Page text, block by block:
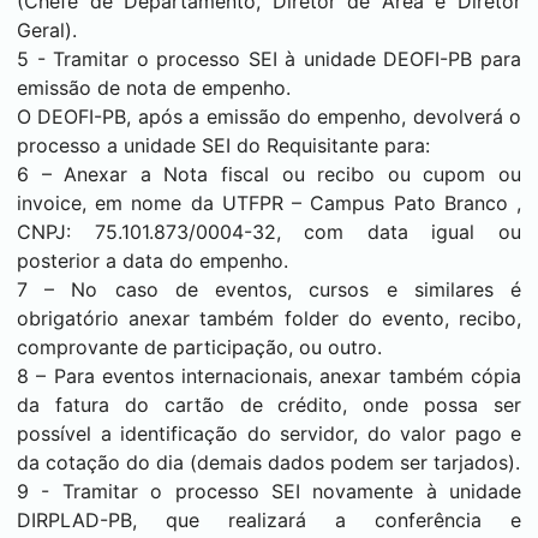
Geral).
5 - Tramitar o processo SEI à unidade DEOFI-PB para
emissão de nota de empenho.
O DEOFI-PB, após a emissão do empenho, devolverá o
processo a unidade SEI do Requisitante para:
6 – Anexar a Nota fiscal ou recibo ou cupom ou
invoice, em nome da UTFPR – Campus Pato Branco ,
CNPJ: 75.101.873/0004-32, com data igual ou
posterior a data do empenho.
7 – No caso de eventos, cursos e similares é
obrigatório anexar também folder do evento, recibo,
comprovante de participação, ou outro.
8 – Para eventos internacionais, anexar também cópia
da fatura do cartão de crédito, onde possa ser
possível a identificação do servidor, do valor pago e
da cotação do dia (demais dados podem ser tarjados).
9 - Tramitar o processo SEI novamente à unidade
DIRPLAD-PB, que realizará a conferência e